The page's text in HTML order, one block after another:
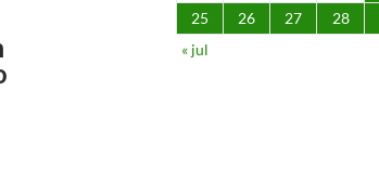
25
26 27 28
« jul